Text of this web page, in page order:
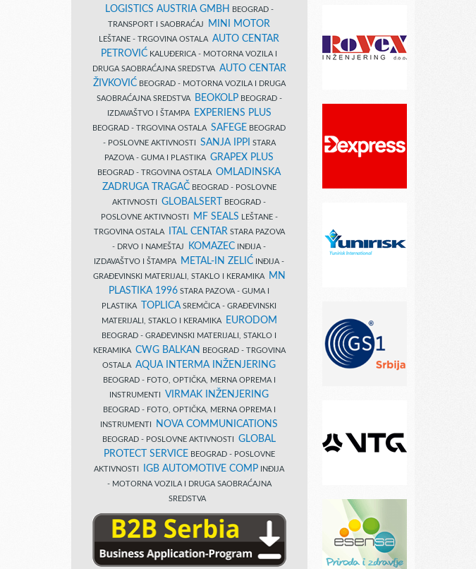
LOGISTICS AUSTRIA GMBH
BEOGRAD -
TRANSPORT I SAOBRAĆAJ
MINI MOTOR
LEŠTANE - TRGOVINA OSTALA AUTO CENTAR
PETROVIĆ KALUĐERICA - MOTORNA VOZILA I
DRUGA SAOBRAĆAJNA SREDSTVA AUTO CENTAR
ŽIVKOVIĆBEOGRAD - MOTORNA VOZILA I DRUGA
SAOBRAĆAJNA SREDSTVA
BEOKOLPBEOGRAD -
IZDAVAŠTVO I ŠTAMPA
EXPERIENS PLUS
BEOGRAD - TRGOVINA OSTALA SAFEGE BEOGRAD
- POSLOVNE AKTIVNOSTI SANJA IPPI
STARA
PAZOVA - GUMA I PLASTIKA GRAPEX PLUS
BEOGRAD - TRGOVINA OSTALA OMLADINSKA
ZADRUGA TRAGAČBEOGRAD - POSLOVNE
AKTIVNOSTI GLOBALSERT
BEOGRAD -
POSLOVNE AKTIVNOSTI
MF SEALS LEŠTANE -
TRGOVINA OSTALA
ITAL CENTAR STARA PAZOVA
- DRVO I NAMEŠTAJ
KOMAZEC INĐIJA -
IZDAVAŠTVO I ŠTAMPA
METAL-IN ZELIĆ INĐIJA -
GRAĐEVINSKI MATERIJALI, STAKLO I KERAMIKA
MN
PLASTIKA 1996 STARA PAZOVA - GUMA I
PLASTIKA
TOPLICA SREMČICA - GRAĐEVINSKI
MATERIJALI, STAKLO I KERAMIKA
EURODOM
BEOGRAD - GRAĐEVINSKI MATERIJALI, STAKLO I
KERAMIKA CWG BALKAN
BEOGRAD - TRGOVINA
OSTALA AQUA INTERMA INŽENJERING
BEOGRAD - FOTO, OPTIČKA, MERNA OPREMA I
INSTRUMENTI VIRMAK INŽENJERING
BEOGRAD - FOTO, OPTIČKA, MERNA OPREMA I
INSTRUMENTI
NOVA COMMUNICATIONS
BEOGRAD - POSLOVNE AKTIVNOSTI GLOBAL
PROTECT SERVICE BEOGRAD - POSLOVNE
AKTIVNOSTI
IGB AUTOMOTIVE COMP INĐIJA
- MOTORNA VOZILA I DRUGA SAOBRAĆAJNA
SREDSTVA